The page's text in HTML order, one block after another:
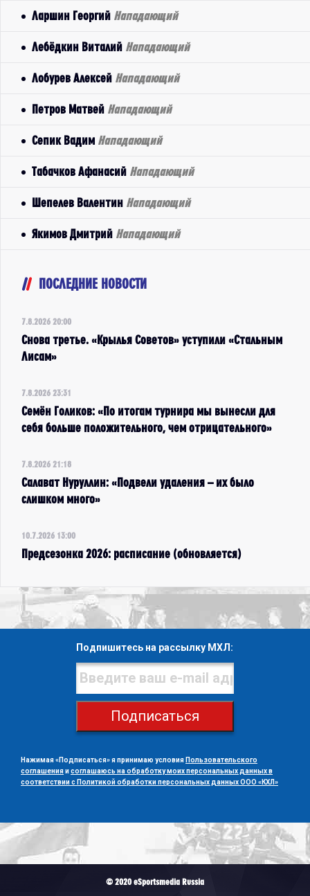
Ларшин Георгий Нападающий
Лебёдкин Виталий Нападающий
Лобурев Алексей Нападающий
Петров Матвей Нападающий
Сепик Вадим Нападающий
Табачков Афанасий Нападающий
Шепелев Валентин Нападающий
Якимов Дмитрий Нападающий
ПОСЛЕДНИЕ НОВОСТИ
7.8.2026 20:00
Снова третье. «Крылья Советов» уступили «Стальным
Лисам»
7.8.2026 23:31
Семён Голиков: «По итогам турнира мы вынесли для
себя больше положительного, чем отрицательного»
7.8.2026 21:18
Салават Нуруллин: «Подвели удаления – их было
слишком много»
10.7.2026 13:00
Предсезонка 2026: расписание (обновляется)
Подпишитесь на рассылку МХЛ:
Подписаться
Нажимая «Подписаться» я принимаю условия Пользовательского
соглашенияисоглашаюсь на обработку моих персональных данных в
соответствии с Политикой обработки персональных данных ООО «КХЛ»
© 2020 eSportsmedia Russia